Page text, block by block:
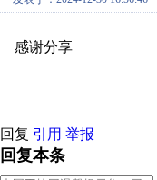
感谢分享
回复 引用 举报
回复本条